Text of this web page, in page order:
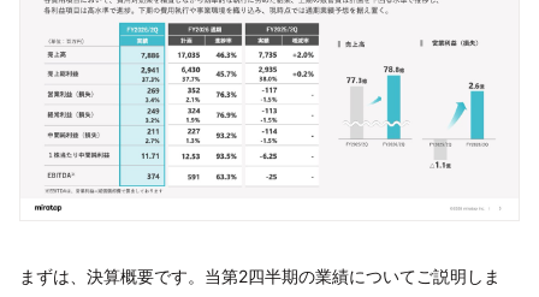
まずは、決算概要です。当第2四半期の業績についてご説明しま